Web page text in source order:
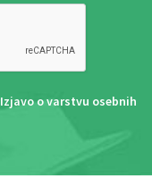
Izjavo o varstvu osebnih